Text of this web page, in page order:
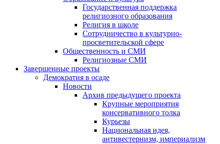
Государственная поддержка
религиозного образования
Религия в школе
Сотрудничество в культурно-
просветительской сфере
Общественность и СМИ
Религиозные СМИ
Завершенные проекты
Демократия в осаде
Новости
Архив предыдущего проекта
Крупные мероприятия
консервативного толка
Курьезы
Национальная идея,
антивестернизм, империализм